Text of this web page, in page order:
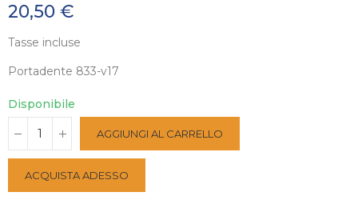
20,50 €
Tasse incluse
Portadente 833-v17
Disponibile
AGGIUNGI AL CARRELLO
ACQUISTA ADESSO